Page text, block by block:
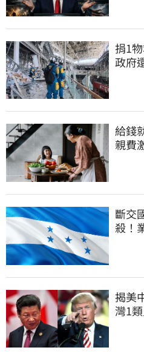
捐1
政府
給錢
親費
斷交
殺！
揭美
灣1